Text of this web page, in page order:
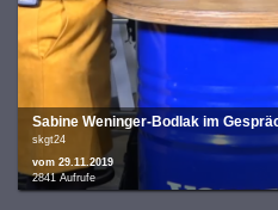
Sabine Weninger-Bodlak im
skgt24
vom 29.11.2019
2841 Aufrufe